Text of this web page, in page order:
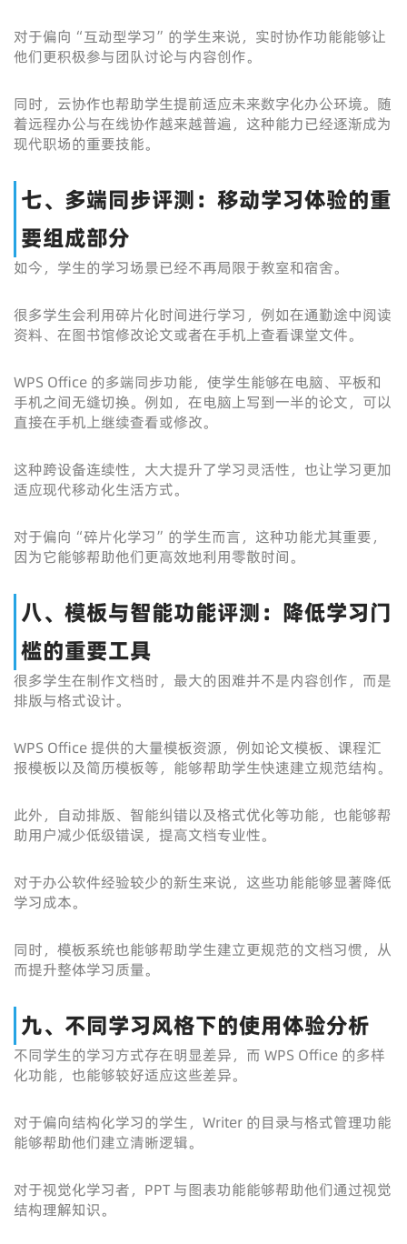
对于偏向“互动型学习”的学生来说，实时协作功能能够让
他们更积极参与团队讨论与内容创作。
同时，云协作也帮助学生提前适应未来数字化办公环境。随
着远程办公与在线协作越来越普遍，这种能力已经逐渐成为
现代职场的重要技能。
七、多端同步评测：移动学习体验的重
要组成部分
如今，学生的学习场景已经不再局限于教室和宿舍。
很多学生会利用碎片化时间进行学习，例如在通勤途中阅读
资料、在图书馆修改论文或者在手机上查看课堂文件。
WPS Office 的多端同步功能，使学生能够在电脑、平板和
手机之间无缝切换。例如，在电脑上写到一半的论文，可以
直接在手机上继续查看或修改。
这种跨设备连续性，大大提升了学习灵活性，也让学习更加
适应现代移动化生活方式。
对于偏向“碎片化学习”的学生而言，这种功能尤其重要，
因为它能够帮助他们更高效地利用零散时间。
八、模板与智能功能评测：降低学习门
槛的重要工具
很多学生在制作文档时，最大的困难并不是内容创作，而是
排版与格式设计。
WPS Office 提供的大量模板资源，例如论文模板、课程汇
报模板以及简历模板等，能够帮助学生快速建立规范结构。
此外，自动排版、智能纠错以及格式优化等功能，也能够帮
助用户减少低级错误，提高文档专业性。
对于办公软件经验较少的新生来说，这些功能能够显著降低
学习成本。
同时，模板系统也能够帮助学生建立更规范的文档习惯，从
而提升整体学习质量。
九、不同学习风格下的使用体验分析
不同学生的学习方式存在明显差异，而 WPS Office 的多样
化功能，也能够较好适应这些差异。
对于偏向结构化学习的学生，Writer 的目录与格式管理功能
能够帮助他们建立清晰逻辑。
对于视觉化学习者，PPT 与图表功能能够帮助他们通过视觉
结构理解知识。